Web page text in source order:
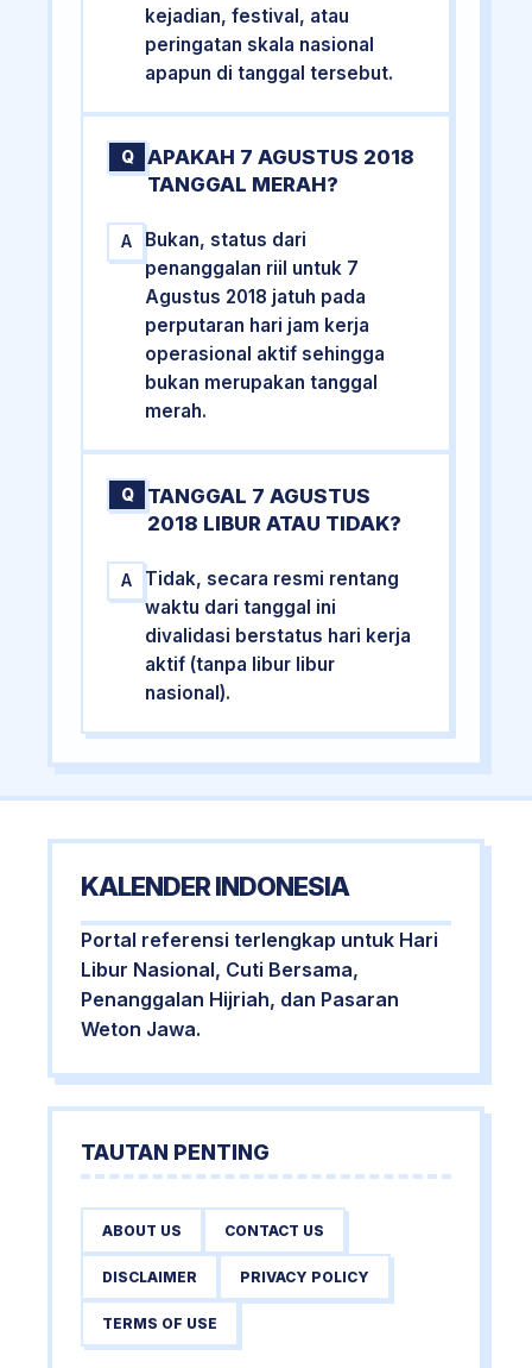
kejadian, festival, atau
peringatan skala nasional
apapun di tanggal tersebut.
Q
APAKAH 7 AGUSTUS 2018
TANGGAL MERAH?
A
Bukan, status dari
penanggalan riil untuk 7
Agustus 2018 jatuh pada
perputaran hari jam kerja
operasional aktif sehingga
bukan merupakan tanggal
merah.
Q
TANGGAL 7 AGUSTUS
2018 LIBUR ATAU TIDAK?
A
Tidak, secara resmi rentang
waktu dari tanggal ini
divalidasi berstatus hari kerja
aktif (tanpa libur libur
nasional).
KALENDER INDONESIA
Portal referensi terlengkap untuk Hari
Libur Nasional, Cuti Bersama,
Penanggalan Hijriah, dan Pasaran
Weton Jawa.
TAUTAN PENTING
ABOUT US CONTACT US
DISCLAIMER PRIVACY POLICY
TERMS OF USE